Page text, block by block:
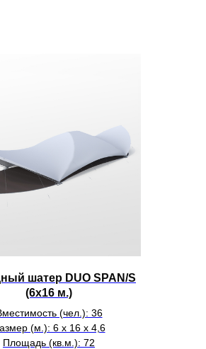
шатер DUO SPAN/S
(6х16 м.)
(чел.): 36
(м.): 6 х 16 х 4,6
Площадь (кв.м.): 72